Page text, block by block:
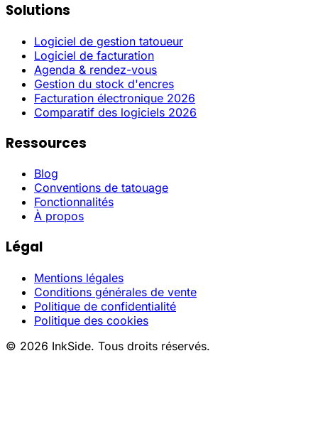
Solutions
Logiciel de gestion tatoueur
Logiciel de facturation
Agenda & rendez-vous
Gestion du stock d'encres
Facturation électronique 2026
Comparatif des logiciels 2026
Ressources
Blog
Conventions de tatouage
Fonctionnalités
À propos
Légal
Mentions légales
Conditions générales de vente
Politique de confidentialité
Politique des cookies
© 2026 InkSide. Tous droits réservés.